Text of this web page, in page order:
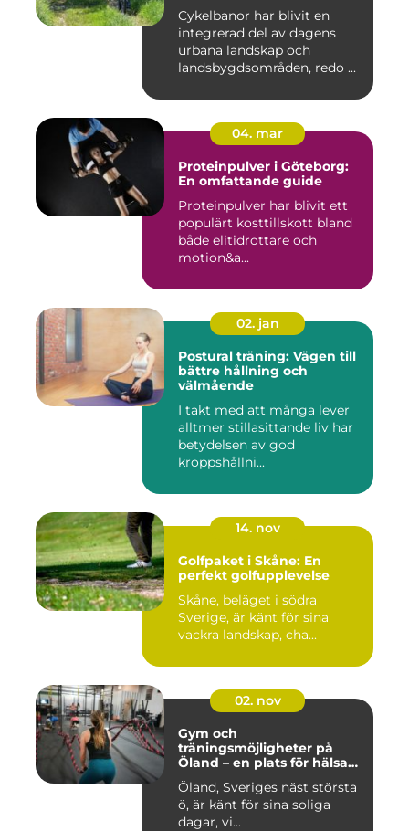
Cykelbanor har blivit en
integrerad del av dagens
urbana landskap och
landsbygdsområden, redo ...
04. mar
Proteinpulver i Göteborg:
En omfattande guide
Proteinpulver har blivit ett
populärt kosttillskott bland
både elitidrottare och
motion&a...
02. jan
Postural träning: Vägen till
bättre hållning och
välmående
I takt med att många lever
alltmer stillasittande liv har
betydelsen av god
kroppshållni...
14. nov
Golfpaket i Skåne: En
perfekt golfupplevelse
Skåne, beläget i södra
Sverige, är känt för sina
vackra landskap, cha...
02. nov
Gym och
träningsmöjligheter på
Öland – en plats för hälsa
och välbefinnande
Öland, Sveriges näst största
ö, är känt för sina soliga
dagar, vi...